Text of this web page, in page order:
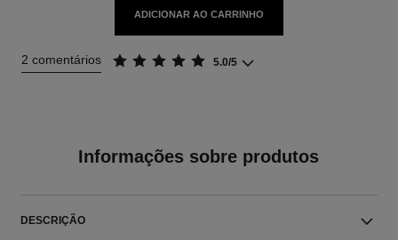
ADICIONAR AO CARRINHO
2 comentários 5.0/5
Informações sobre produtos
DESCRIÇÃO